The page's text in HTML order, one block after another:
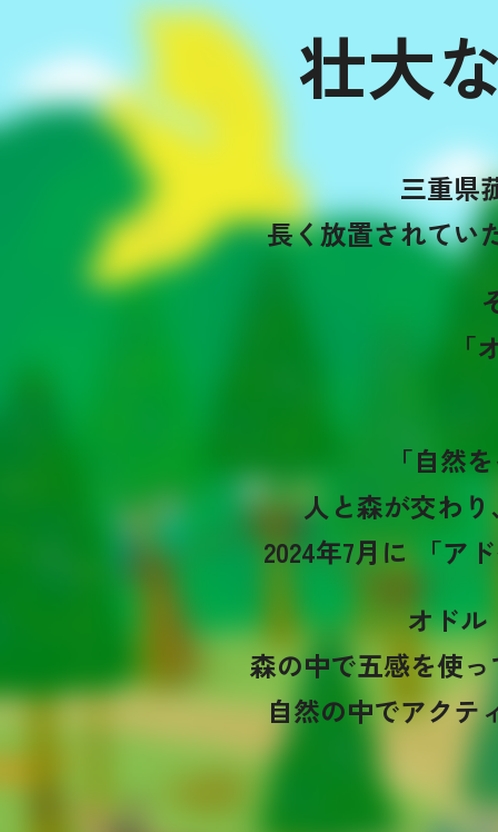
壮大
三重県
長く放置されてい
「自然
人と森が交わ
2024年7月に「アド
オドル
森の中で五感を使
自然の中でアクテ